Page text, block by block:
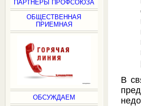
ПАРТНЕРЫ ПРОФСОЮЗА
ОБЩЕСТВЕННАЯ
ПРИЕМНАЯ
ОБСУЖДАЕМ
В